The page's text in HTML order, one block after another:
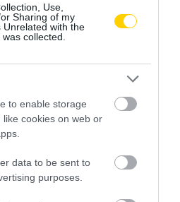
Use,
Sharing of my
Unrelated with the
collected.
to enable storage
cookies on web or
data to be sent to
purposes.